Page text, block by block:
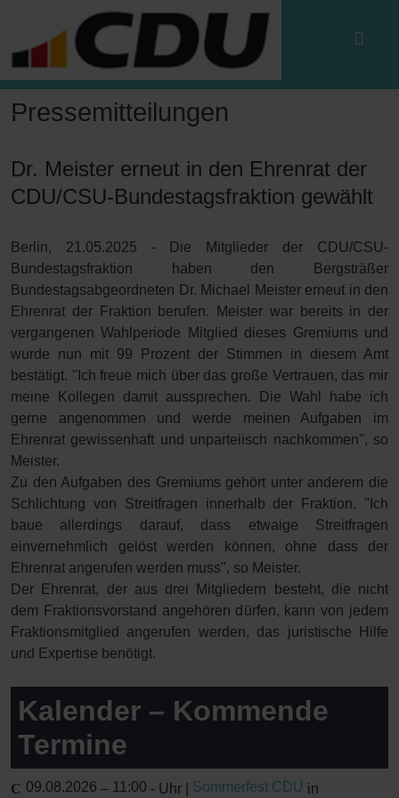
Pressemitteilungen
Dr. Meister erneut in den Ehrenrat der
CDU/CSU-Bundestagsfraktion gewählt
Berlin, 21.05.2025 - Die Mitglieder der CDU/CSU-
Bundestagsfraktion haben den Bergsträßer
Bundestagsabgeordneten Dr. Michael Meister erneut in den
Ehrenrat der Fraktion berufen. Meister war bereits in der
vergangenen Wahlperiode Mitglied dieses Gremiums und
wurde nun mit 99 Prozent der Stimmen in diesem Amt
bestätigt. "Ich freue mich über das große Vertrauen, das mir
meine Kollegen damit aussprechen. Die Wahl habe ich
gerne angenommen und werde meinen Aufgaben im
Ehrenrat gewissenhaft und unparteiisch nachkommen", so
Meister.
Zu den Aufgaben des Gremiums gehört unter anderem die
Schlichtung von Streitfragen innerhalb der Fraktion. "Ich
baue allerdings darauf, dass etwaige Streitfragen
einvernehmlich gelöst werden können, ohne dass der
Ehrenrat angerufen werden muss", so Meister.
Der Ehrenrat, der aus drei Mitgliedern besteht, die nicht
dem Fraktionsvorstand angehören dürfen, kann von jedem
Fraktionsmitglied angerufen werden, das juristische Hilfe
und Expertise benötigt.
Kalender – Kommende
Termine
09.08.2026 – 11:00 - Uhr | Sommerfest CDU in